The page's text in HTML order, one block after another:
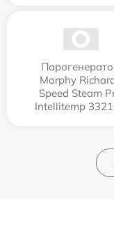
Morphy
Speed Steam
Intellitemp